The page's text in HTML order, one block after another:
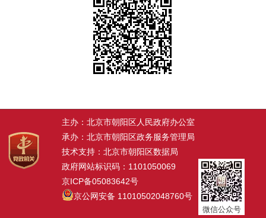
主办：北京市朝阳区人民政府办公室
承办：北京市朝阳区政务服务管理局
技术支持：北京市朝阳区数据局
政府网站标识码：1101050069
京ICP备05083642号
京公网安备 11010502048760号
微信公众号